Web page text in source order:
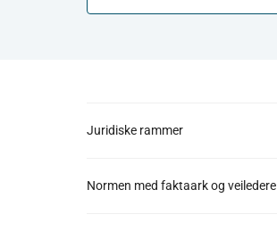
Juridiske rammer
Normen med faktaark og veiledere